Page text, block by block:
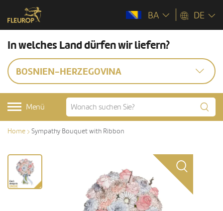
BA DE
In welches Land dürfen wir liefern?
BOSNIEN-HERZEGOVINA
Menü
Home Sympathy Bouquet with Ribbon